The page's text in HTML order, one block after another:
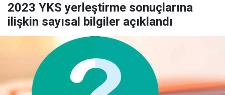
2023 YKS yerleştirme sonuçlarına
ilişkin sayısal bilgiler açıklandı